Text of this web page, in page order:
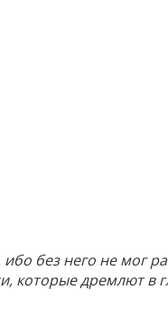
без него не мог
которые дремлют в